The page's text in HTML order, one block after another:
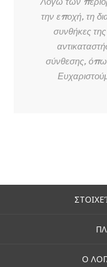
την εποχή, τη
συνθήκες
σύνθεσης,
Ο